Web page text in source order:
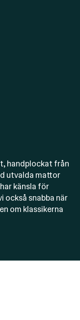
handplockat från
utvalda mattor
känsla för
också snabba när
om klassikerna